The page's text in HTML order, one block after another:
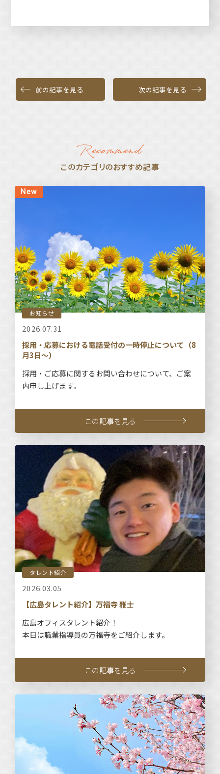
前の記事を見る 次の記事を見る
このカテゴリのおすすめ記事
お知らせ
2026.07.31
採用・応募における電話受付の一時停止について（8
月3日～）
採用・ご応募に関するお問い合わせについて、ご案
内申し上げます。
この記事を見る
タレント紹介
2026.03.05
【広島タレント紹介】万福寺 雅士
広島オフィスタレント紹介！
本日は職業指導員の万福寺をご紹介します。
この記事を見る